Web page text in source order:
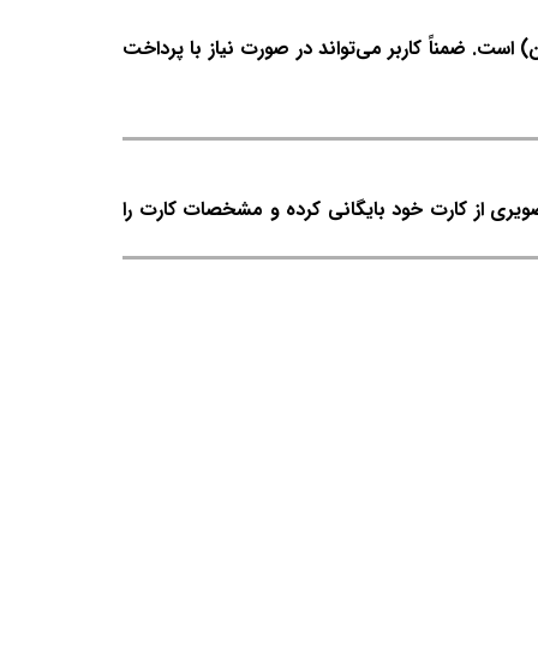
ورزشی به انضمام قابلیت کاربری تحت شبکه (۴ کاربر به طور هم‌زمان) است. ضمناً کاربر می‌تواند در صورت نیاز با پرداخت
از کارت خود بایگانی کرده و مشخصات کارت را